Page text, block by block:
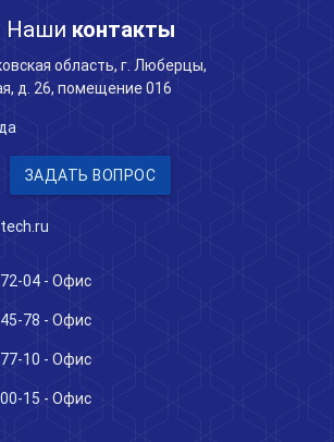
Наши контакты
область, г. Люберцы,
д. 26, помещение 016
ЗАДАТЬ ВОПРОС
04 - Офис
78 - Офис
10 - Офис
15 - Офис